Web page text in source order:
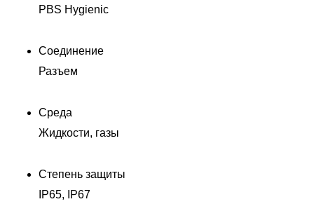
PBS Hygienic
Соединение
Разъем
Среда
Жидкости, газы
Степень защиты
IP65, IP67